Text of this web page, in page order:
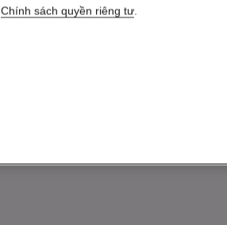
Chính sách quyền riêng tư.